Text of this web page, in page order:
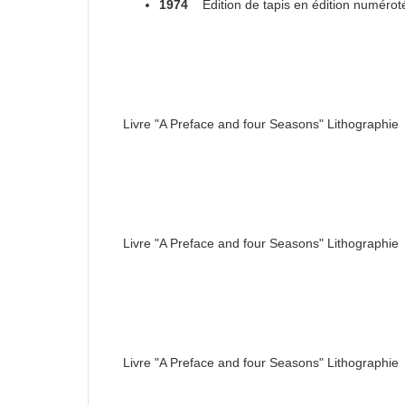
1974 Edition de tapis en édition
Livre "A Preface and four Seasons" Lithographie
Livre "A Preface and four Seasons" Lithographie
Livre "A Preface and four Seasons" Lithographie